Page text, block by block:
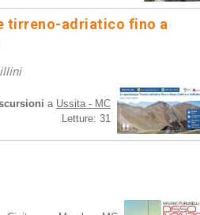
tirreno-adriatico fino a
a Ussita - MC
Letture: 31